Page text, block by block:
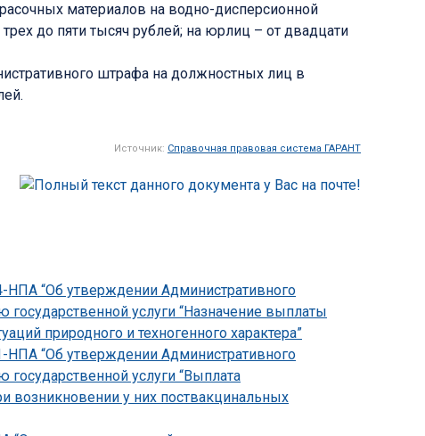
материалов на водно-дисперсионной
до пяти тысяч рублей; на юрлиц – от двадцати
штрафа на должностных лиц в
Источник: Справочная правовая система ГАРАНТ
НПА “Об утверждении Административного
государственной услуги “Назначение выплаты
природного и техногенного характера”
НПА “Об утверждении Административного
государственной услуги “Выплата
у них поствакцинальных